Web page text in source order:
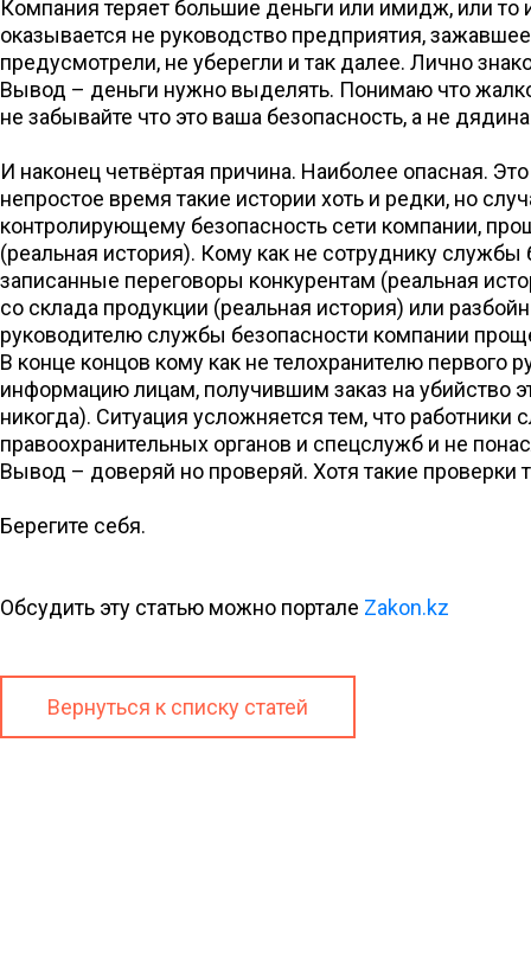
Компания теряет большие деньги или имидж, или то
оказывается не руководство предприятия,
предусмотрели, не уберегли и так далее. Лично
Вывод – деньги нужно выделять. Понимаю что
не забывайте что это ваша безопасность, а не
И наконец четвёртая причина. Наиболее опасная.
непростое время такие истории хоть и редки, но
контролирующему безопасность сети компании,
(реальная история). Кому как не сотруднику
записанные переговоры конкурентам (реальная
со склада продукции (реальная история) или
руководителю службы безопасности компании
В конце концов кому как не телохранителю первого
информацию лицам, получившим заказ на убийство
никогда). Ситуация усложняется тем, что
правоохранительных органов и спецслужб и не
Вывод – доверяй но проверяй. Хотя такие проверки
Берегите себя.
Обсудить эту статью можно портале Zakon.kz
Вернуться к списку статей